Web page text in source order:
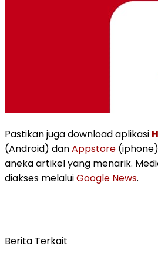
Pastikan juga download aplikasi
(Android) danAppstore
aneka artikel yang menarik.
diakses melaluiGoogle News.
Berita Terkait